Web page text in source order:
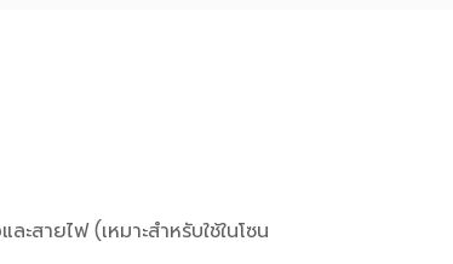
สายไฟ (เหมาะสำหรับใช้ในโซน